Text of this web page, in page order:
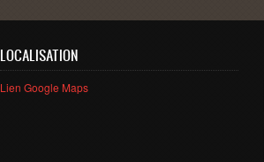
LOCALISATION
Lien Google Maps